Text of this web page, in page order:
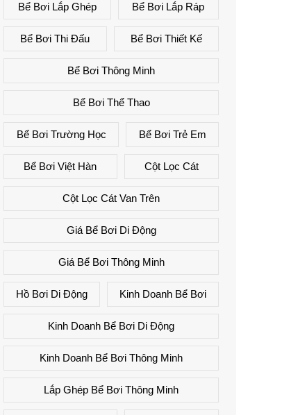
Bể Bơi Lắp Ghép Bể Bơi Lắp Ráp
Bể Bơi Thi Đấu Bể Bơi Thiết Kế
Bể Bơi Thông Minh
Bể Bơi Thể Thao
Bể Bơi Trường Học Bể Bơi Trẻ Em
Bể Bơi Việt Hàn Cột Lọc Cát
Cột Lọc Cát Van Trên
Giá Bể Bơi Di Động
Giá Bể Bơi Thông Minh
Hồ Bơi Di Động Kinh Doanh Bể Bơi
Kinh Doanh Bể Bơi Di Động
Kinh Doanh Bể Bơi Thông Minh
Lắp Ghép Bể Bơi Thông Minh